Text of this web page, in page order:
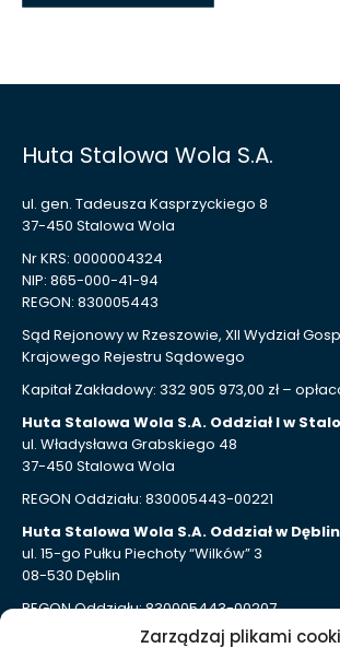
Zarządzaj plikami
Huta Stalowa Wola S.A.
ul. gen. Tadeusza Kasprzyckiego 8
37-450 Stalowa Wola
Nr KRS: 0000004324
NIP: 865-000-41-94
REGON: 830005443
Sąd Rejonowy w Rzeszowie, XII Wydział
Krajowego Rejestru Sądowego
Kapitał Zakładowy: 332 905 973,00 zł –
Huta Stalowa Wola S.A. Oddział I w
ul. Władysława Grabskiego 48
37-450 Stalowa Wola
REGON Oddziału: 830005443-00221
Huta Stalowa Wola S.A. Oddział w
ul. 15-go Pułku Piechoty “Wilków” 3
08-530 Dęblin
REGON Oddziału: 830005443-00207
Huta Stalowa Wola S.A. Oddział Autosan